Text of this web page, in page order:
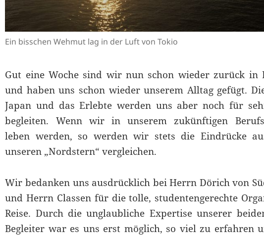
Ein bisschen Wehmut lag in der Luft von Tokio
Gut eine Woche sind wir nun schon wieder zurück in
und haben uns schon wieder unserem Alltag gefügt.
Japan und das Erlebte werden uns aber noch für
begleiten. Wenn wir in unserem zukünftigen
leben werden, so werden wir stets die Eindrücke
unseren „Nordstern“ vergleichen.
Wir bedanken uns ausdrücklich bei Herrn Dörich von
und Herrn Classen für die tolle, studentengerechte
Reise. Durch die unglaubliche Expertise unserer
Begleiter war es uns erst möglich, so viel zu erfahren